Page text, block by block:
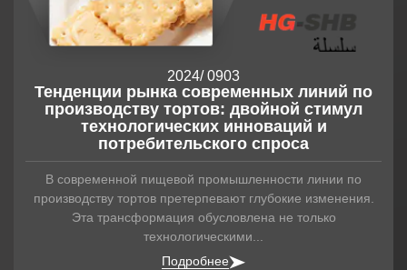
03
/ 09
2024
Тенденции рынка современных линий по
производству тортов: двойной стимул
технологических инноваций и
потребительского спроса
В современной пищевой промышленности линии по
производству тортов претерпевают глубокие изменения.
Эта трансформация обусловлена ​​не только
технологическими...
Подробнее